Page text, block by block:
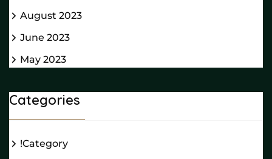
August 2023
June 2023
May 2023
Categories
!Category